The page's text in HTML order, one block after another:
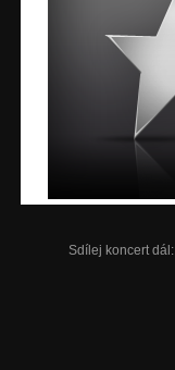
Sdílej koncert dál: